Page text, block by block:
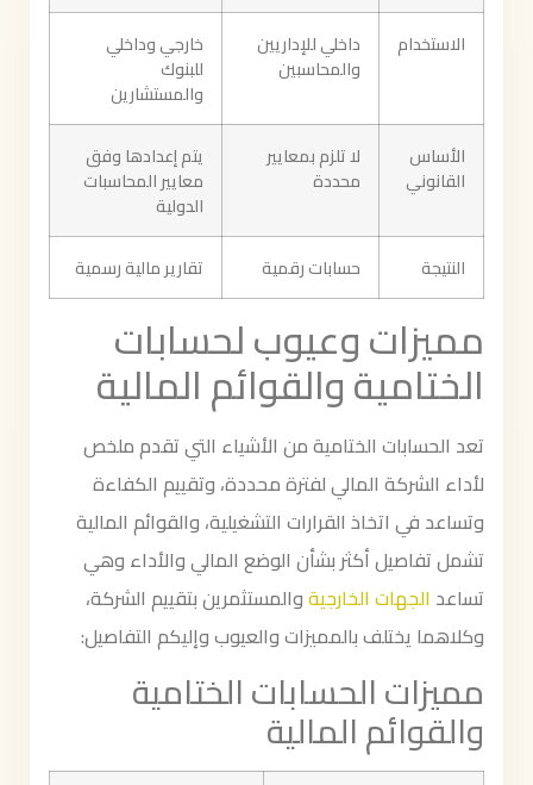
الاستخدام
داخلي للإداريين
والمحاسبين
خارجي وداخلي
للبنوك
والمستشارين
الأساس
القانوني
لا تلزم بمعايير
محددة
يتم إعدادها وفق
معايير المحاسبات
الدولية
النتيجة
حسابات رقمية تقارير مالية رسمية
مميزات وعيوب لحسابات
الختامية والقوائم المالية
تعد الحسابات الختامية من الأشياء التي تقدم ملخص
لأداء الشركة المالي لفترة محددة، وتقييم الكفاءة
وتساعد في اتخاذ القرارات التشغيلية، والقوائم المالية
تشمل تفاصيل أكثر بشأن الوضع المالي والأداء وهي
تساعد الجهات الخارجيةوالمستثمرين بتقييم الشركة،
وكلاهما يختلف بالمميزات والعيوب وإليكم التفاصيل:
مميزات الحسابات الختامية
والقوائم المالية